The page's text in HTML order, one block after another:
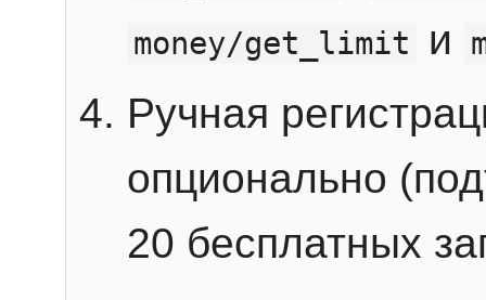
money/get_limit
и
Ручная
опционально
20 бесплатных